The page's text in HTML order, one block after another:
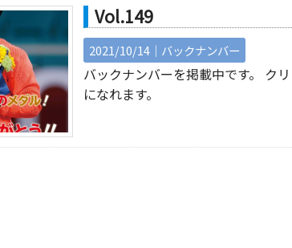
Vol.149
2021/10/14｜ バックナンバー
バックナンバーを掲載中です。 ク
になれます。